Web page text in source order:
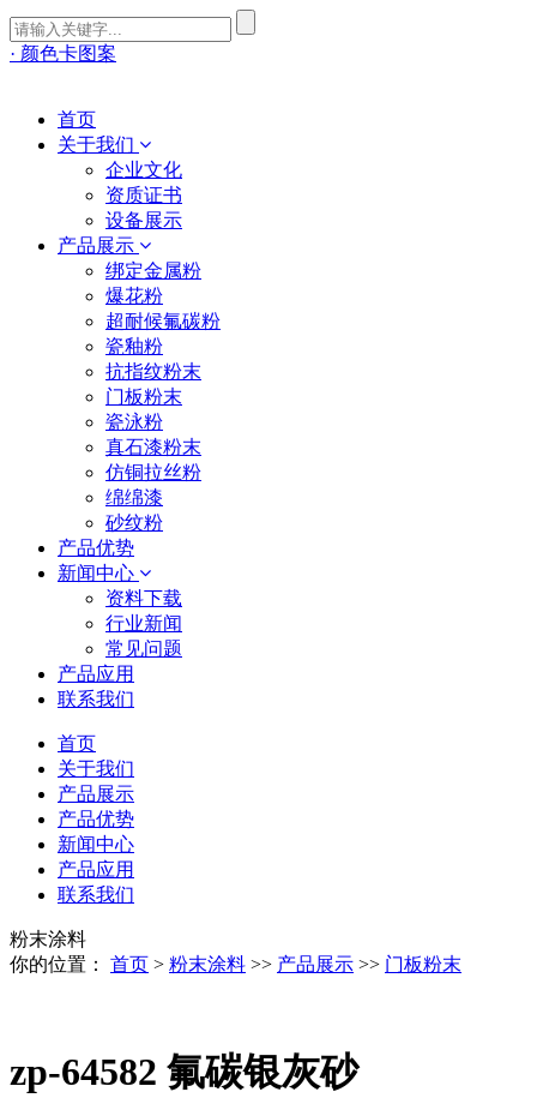
· 颜色卡图案
首页
关于我们
企业文化
资质证书
设备展示
产品展示
绑定金属粉
爆花粉
超耐候氟碳粉
瓷釉粉
抗指纹粉末
门板粉末
瓷泳粉
真石漆粉末
仿铜拉丝粉
绵绵漆
砂纹粉
产品优势
新闻中心
资料下载
行业新闻
常见问题
产品应用
联系我们
首页
关于我们
产品展示
产品优势
新闻中心
产品应用
联系我们
粉末涂料
你的位置： 首页 > 粉末涂料 >> 产品展示 >> 门板粉末
zp-64582 氟碳银灰砂